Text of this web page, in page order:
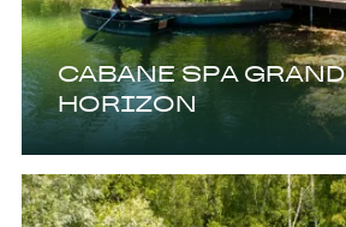
CABANE SPA GRAND
HORIZON